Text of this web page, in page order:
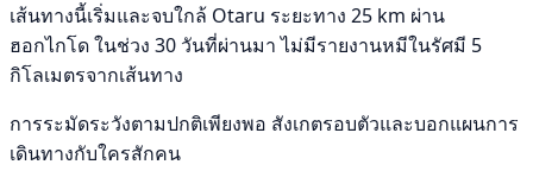
เส้นทางนี้เริ่มและจบใกล้ Otaru ระยะทาง 25 km ผ่าน
ฮอกไกโด ในช่วง 30 วันที่ผ่านมา ไม่มีรายงานหมีในรัศมี 5
กิโลเมตรจากเส้นทาง
การระมัดระวังตามปกติเพียงพอ สังเกตรอบตัวและบอกแผนการ
เดินทางกับใครสักคน